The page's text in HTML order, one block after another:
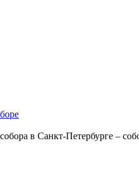
в Санкт-Петербурге –